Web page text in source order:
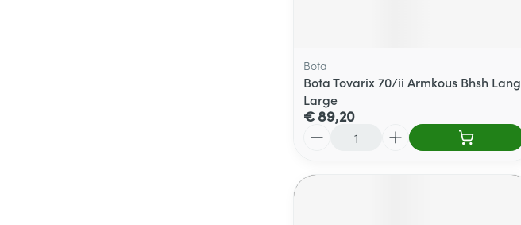
Bota
Bota Tovarix 70/ii Armkous Bhsh Lang
Large
€ 89,20